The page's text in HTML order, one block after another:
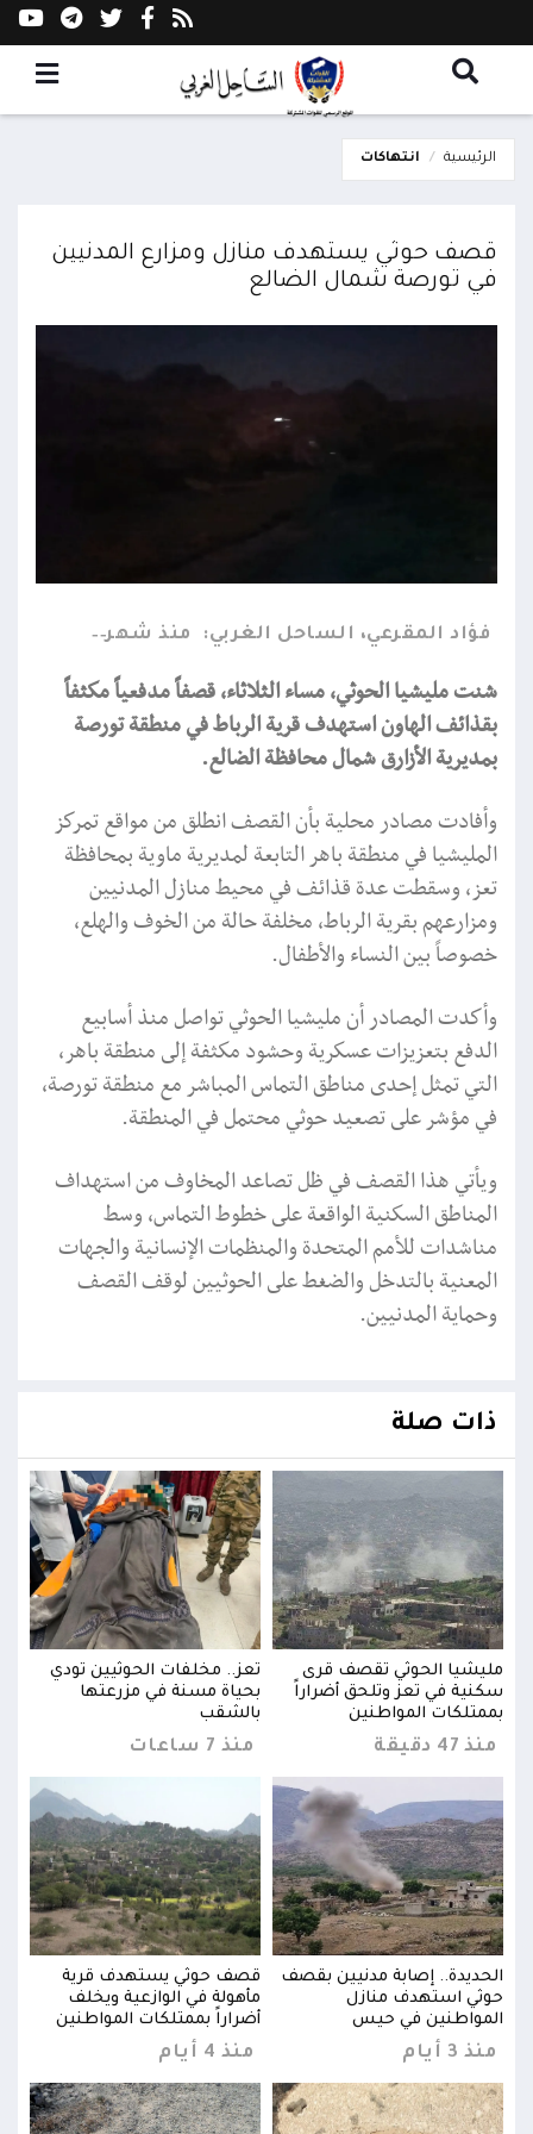
الرئيسية انتهاكات
قصف حوثي يستهدف منازل ومزارع المدنيين
في تورصة شمال الضالع
فؤاد المقرعي، الساحل الغربي: منذ شهر
شنت مليشيا الحوثي، مساء الثلاثاء، قصفاً مدفعياً مكثفاً
بقذائف الهاون استهدف قرية الرباط في منطقة تورصة
بمديرية الأزارق شمال محافظة الضالع.
وأفادت مصادر محلية بأن القصف انطلق من مواقع تمركز
المليشيا في منطقة باهر التابعة لمديرية ماوية بمحافظة
تعز، وسقطت عدة قذائف في محيط منازل المدنيين
ومزارعهم بقرية الرباط، مخلفة حالة من الخوف والهلع،
خصوصاً بين النساء والأطفال.
وأكدت المصادر أن مليشيا الحوثي تواصل منذ أسابيع
الدفع بتعزيزات عسكرية وحشود مكثفة إلى منطقة باهر،
التي تمثل إحدى مناطق التماس المباشر مع منطقة تورصة،
في مؤشر على تصعيد حوثي محتمل في المنطقة.
ويأتي هذا القصف في ظل تصاعد المخاوف من استهداف
المناطق السكنية الواقعة على خطوط التماس، وسط
مناشدات للأمم المتحدة والمنظمات الإنسانية والجهات
المعنية بالتدخل والضغط على الحوثيين لوقف القصف
وحماية المدنيين.
ذات صلة
مليشيا الحوثي تقصف قرى
سكنية في تعز وتلحق أضراراً
بممتلكات المواطنين
منذ 47 دقيقة
تعز.. مخلفات الحوثيين تودي
بحياة مسنة في مزرعتها
بالشقب
منذ 7 ساعات
الحديدة.. إصابة مدنيين بقصف
حوثي استهدف منازل
المواطنين في حيس
منذ 3 أيام
قصف حوثي يستهدف قرية
مأهولة في الوازعية ويخلف
أضراراً بممتلكات المواطنين
منذ 4 أيام